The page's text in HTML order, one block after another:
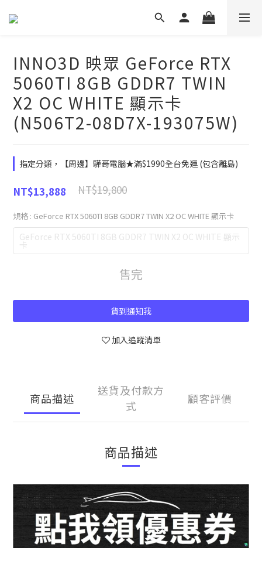
INNO3D 映眾 GeForce RTX
5060TI 8GB GDDR7 TWIN
X2 OC WHITE 顯示卡
(N506T2-08D7X-193075W)
指定分類，【周邊】驊哥電腦★滿$1990全台免運 (包含離島)
NT$19,800
NT$13,888
規格 : GeForce RTX 5060TI 8GB GDDR7 TWIN X2 OC WHITE 顯示卡
GeForce RTX 5060TI 8GB GDDR7 TWIN X2 OC WHITE 顯示
卡
售完
貨到通知我
加入追蹤清單
商品描述
送貨及付款方
式
顧客評價
商品描述